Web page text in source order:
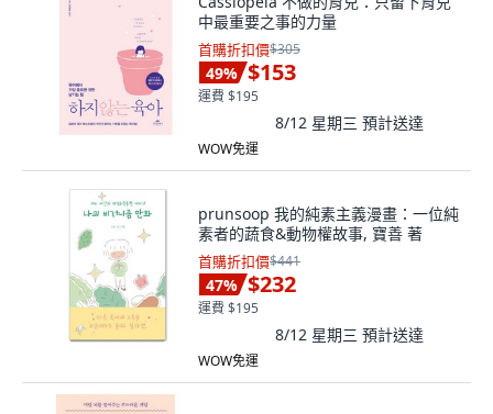
中最重要之事的力量
首購折扣價$305
49% $153
運費 $195
8/12 星期三 預計送達
WOW免運
prunsoop 我的純素主義漫畫：一位純
素者的蔬食&動物權故事, 寶善 著
首購折扣價$441
47% $232
運費 $195
8/12 星期三 預計送達
WOW免運